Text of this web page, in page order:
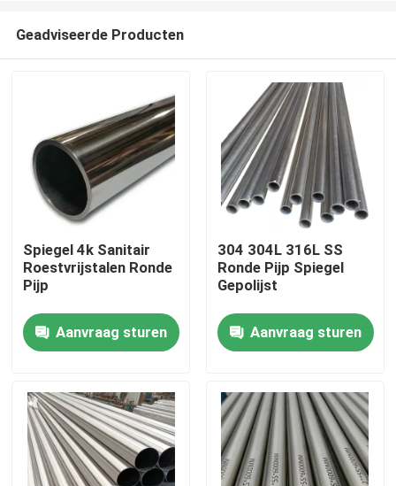
Huis
Producten
Videos
Geadviseerde Producten
Spiegel 4k Sanitair
Roestvrijstalen Ronde
Pijp
Aanvraag sturen
304 304L 316L SS
Ronde Pijp Spiegel
Gepolijst
Aanvraag sturen